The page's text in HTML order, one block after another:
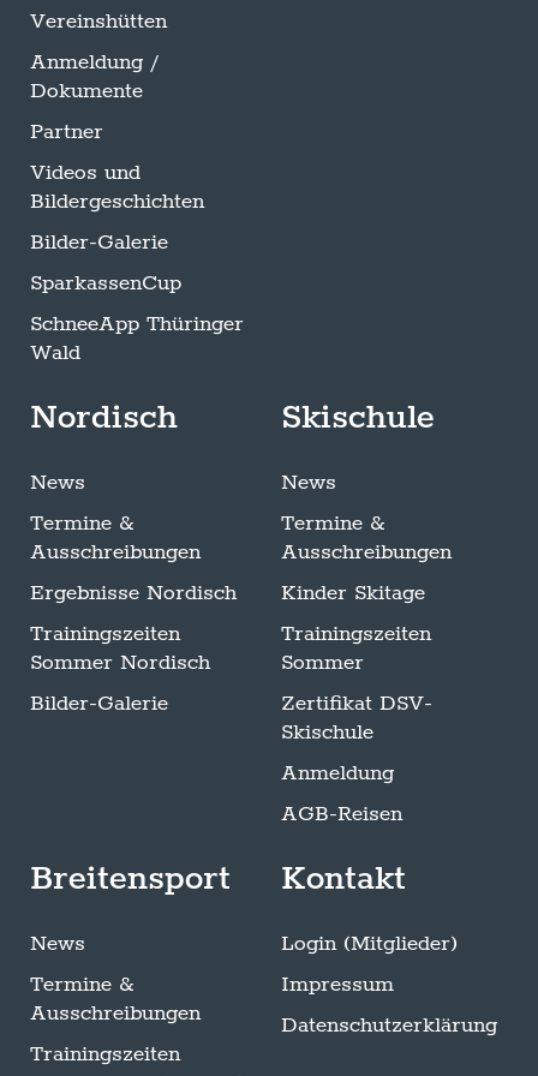
Vereinshütten
Anmeldung /
Dokumente
Partner
Videos und
Bildergeschichten
Bilder-Galerie
SparkassenCup
SchneeApp Thüringer
Wald
Nordisch
News
Termine &
Ausschreibungen
Ergebnisse Nordisch
Trainingszeiten
Sommer Nordisch
Bilder-Galerie
Skischule
News
Termine &
Ausschreibungen
Kinder Skitage
Trainingszeiten
Sommer
Zertifikat DSV-
Skischule
Anmeldung
AGB-Reisen
Breitensport
News
Termine &
Ausschreibungen
Trainingszeiten
Kontakt
Login (Mitglieder)
Impressum
Datenschutzerklärung